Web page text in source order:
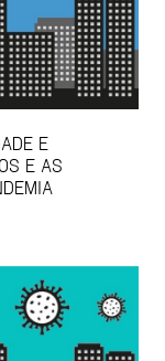
E
E AS